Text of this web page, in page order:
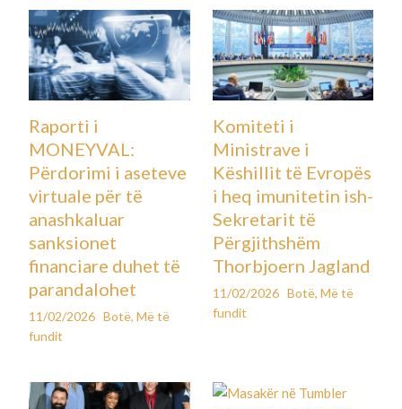
Raporti i
MONEYVAL:
Përdorimi i aseteve
virtuale për të
anashkaluar
sanksionet
financiare duhet të
parandalohet
11/02/2026 Botë,Më të
fundit
Komiteti i
Ministrave i
Këshillit të Evropës
i heq imunitetin ish-
Sekretarit të
Përgjithshëm
Thorbjoern Jagland
11/02/2026 Botë, Më të
fundit